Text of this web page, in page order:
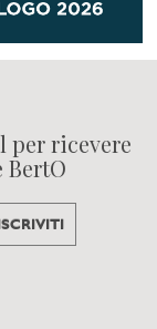
ricevere
BertO
ISCRIVITI